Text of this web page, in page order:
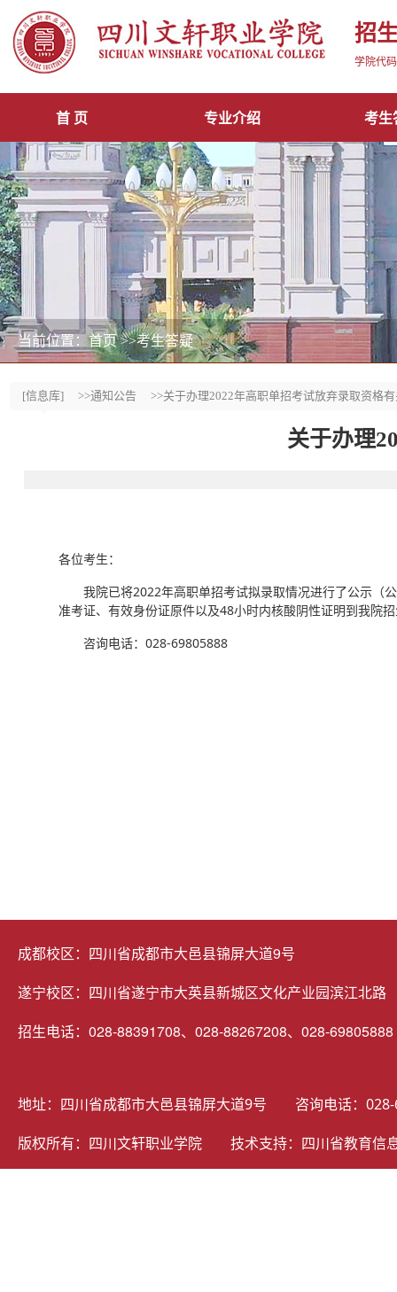
[信息库] >>通知公告 >>关于办理2022年高职单招考试放弃录取资格
关于办理
各位考生：
我院已将2022年高职单招考试拟录取情况进行了公示（公
准考证、有效身份证原件以及48小时内核酸阴性证明到我院
咨询电话：028-69805888
成都校区：四川省成都市大邑县锦屏大道9号
遂宁校区：四川省遂宁市大英县新城区文化产业园滨江北路
招生电话：028-88391708、028-88267208、028-69805888
地址：四川省成都市大邑县锦屏大道9号 咨询电话
版权所有：四川文轩职业学院 技术支持： 四川省教育信
当前位置：首页>>考生答疑
首 页 专业介绍 考生
招
学院代